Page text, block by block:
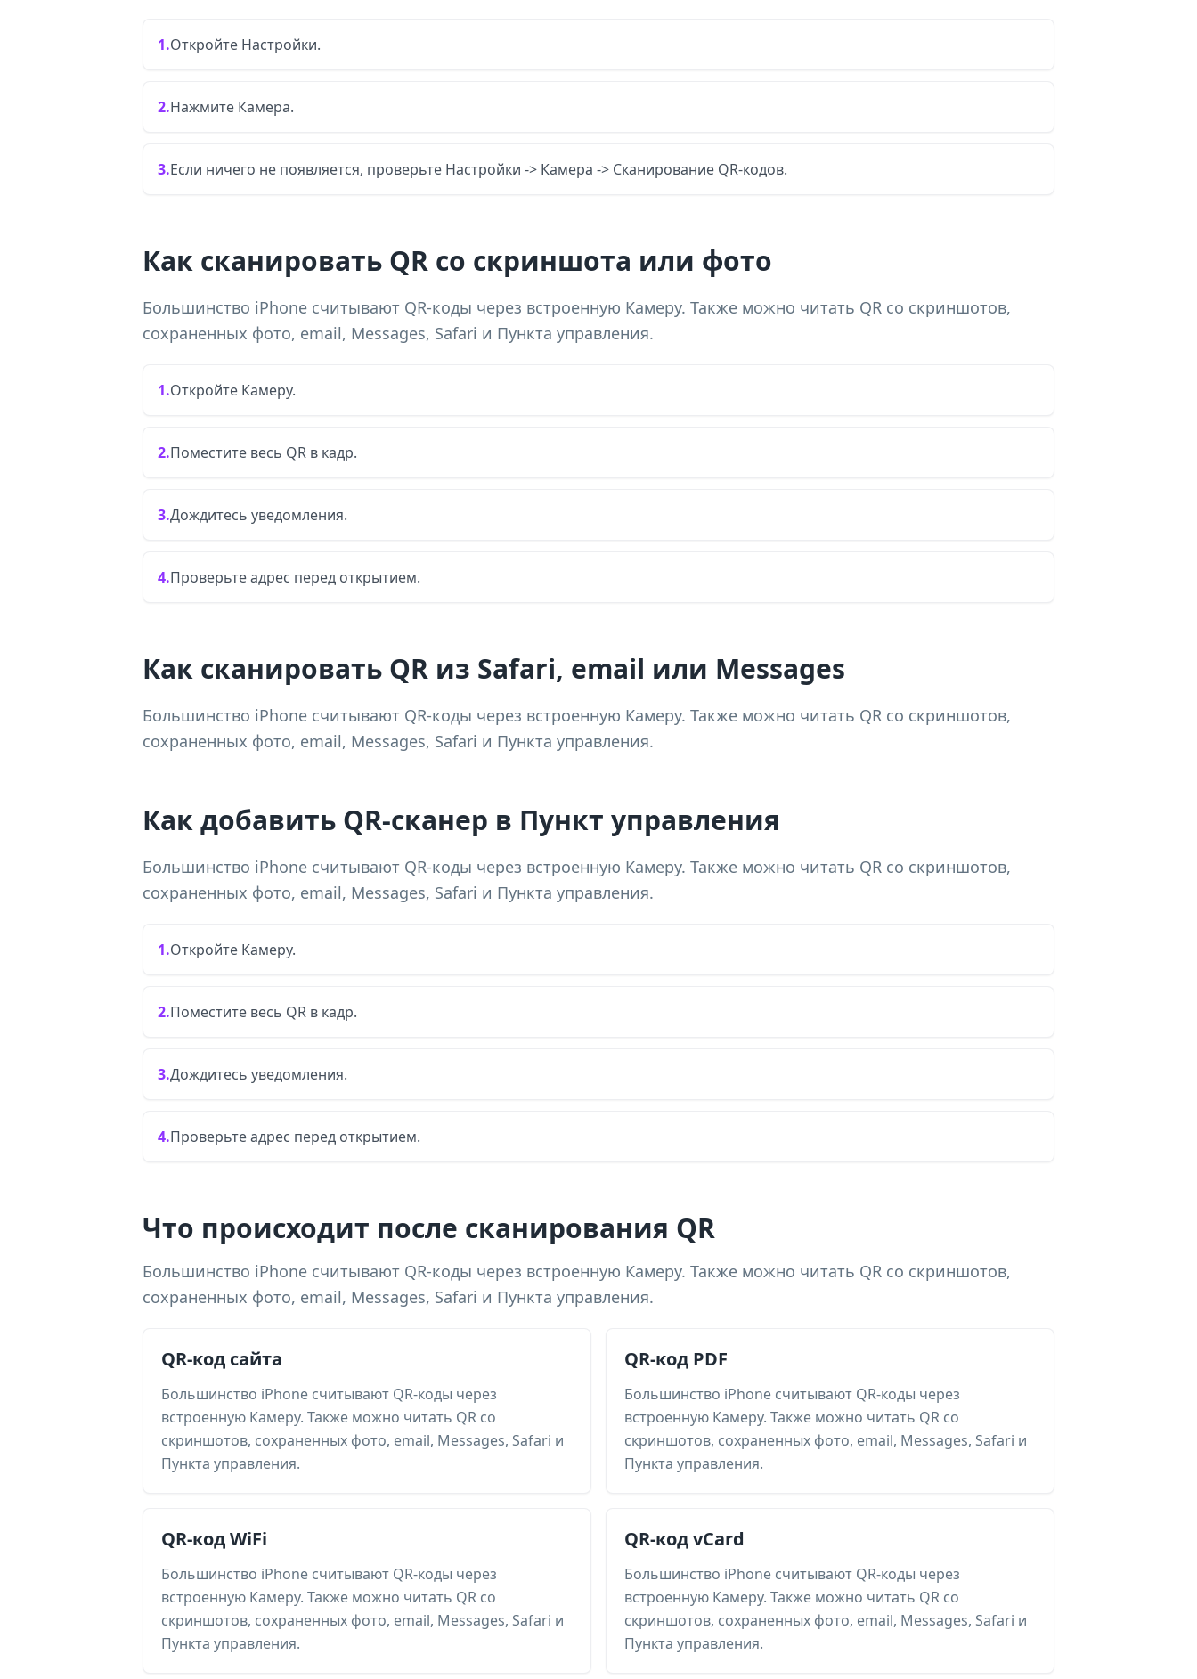
1.Откройте Настройки.
2.Нажмите Камера.
3.Если ничего не появляется, проверьте Настройки -> Камера -> Сканирование QR-кодов.
Как сканировать QR со скриншота или фото
Большинство iPhone считывают QR-коды через встроенную Камеру. Также можно читать QR со скриншотов,
сохраненных фото, email, Messages, Safari и Пункта управления.
1.Откройте Камеру.
2.Поместите весь QR в кадр.
3.Дождитесь уведомления.
4.Проверьте адрес перед открытием.
Как сканировать QR из Safari, email или Messages
Большинство iPhone считывают QR-коды через встроенную Камеру. Также можно читать QR со скриншотов,
сохраненных фото, email, Messages, Safari и Пункта управления.
Как добавить QR-сканер в Пункт управления
Большинство iPhone считывают QR-коды через встроенную Камеру. Также можно читать QR со скриншотов,
сохраненных фото, email, Messages, Safari и Пункта управления.
1.Откройте Камеру.
2.Поместите весь QR в кадр.
3.Дождитесь уведомления.
4.Проверьте адрес перед открытием.
Что происходит после сканирования QR
Большинство iPhone считывают QR-коды через встроенную Камеру. Также можно читать QR со скриншотов,
сохраненных фото, email, Messages, Safari и Пункта управления.
QR-код сайта
Большинство iPhone считывают QR-коды через
встроенную Камеру. Также можно читать QR со
скриншотов, сохраненных фото, email, Messages, Safari и
Пункта управления.
QR-код PDF
Большинство iPhone считывают QR-коды через
встроенную Камеру. Также можно читать QR со
скриншотов, сохраненных фото, email, Messages, Safari и
Пункта управления.
QR-код WiFi
Большинство iPhone считывают QR-коды через
встроенную Камеру. Также можно читать QR со
скриншотов, сохраненных фото, email, Messages, Safari и
Пункта управления.
QR-код vCard
Большинство iPhone считывают QR-коды через
встроенную Камеру. Также можно читать QR со
скриншотов, сохраненных фото, email, Messages, Safari и
Пункта управления.